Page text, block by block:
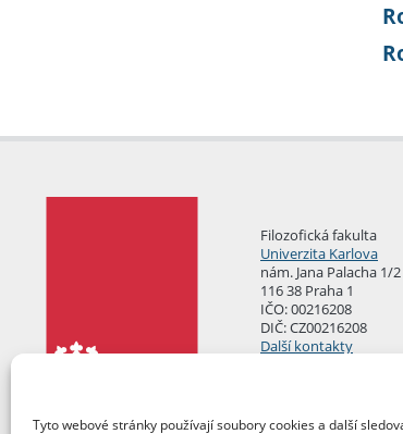
Tyto webové stránky používají soubory cookies a další
Filozofická fakulta
Univerzita Karlova
nám. Jana Palacha 1/2
116 38 Praha 1
IČO: 00216208
DIČ: CZ00216208
Další kontakty